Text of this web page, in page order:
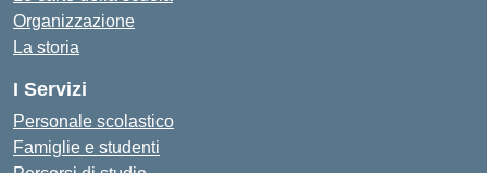
Organizzazione
La storia
I Servizi
Personale scolastico
Famiglie e studenti